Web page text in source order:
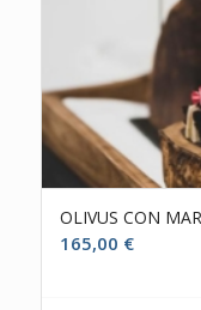
OLIVUS CON
165,00 €